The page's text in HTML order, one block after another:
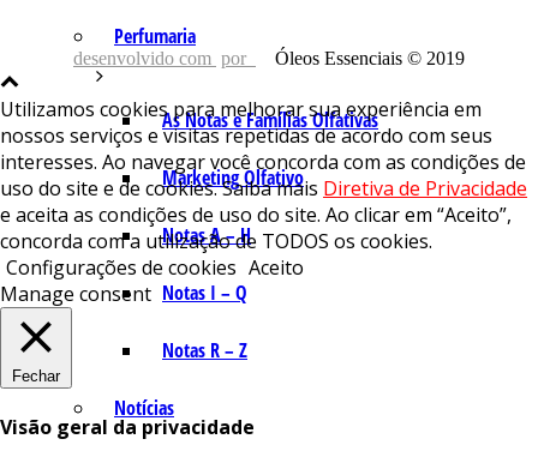
Perfumaria
As Notas e Famílias Olfativas
Marketing Olfativo
Notas A – H
Notas I – Q
Notas R – Z
Notícias
desenvolvido com por Óleos Essenciais © 2019
Utilizamos cookies para melhorar sua experiência em
nossos serviços e visitas repetidas de acordo com seus
interesses. Ao navegar você concorda com as condições de
uso do site e de cookies. Saiba mais Diretiva de Privacidade
e aceita as condições de uso do site. Ao clicar em “Aceito”,
concorda com a utilização de TODOS os cookies.
Configurações de cookies Aceito
Manage consent
Fechar
Visão geral da privacidade